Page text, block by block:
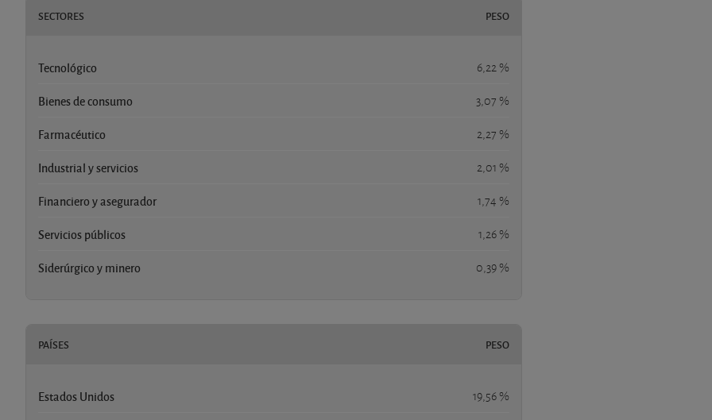
SECTORES PESO
Tecnológico 6,22 %
Bienes de consumo 3,07 %
Farmacéutico 2,27 %
Industrial y servicios 2,01 %
Financiero y asegurador 1,74 %
Servicios públicos 1,26 %
Siderúrgico y minero 0,39 %
PAÍSES PESO
Estados Unidos 19,56 %